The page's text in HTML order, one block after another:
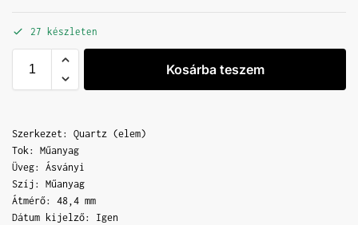
27 készleten
Kosárba teszem
Szerkezet: Quartz (elem)
Tok: Műanyag
Üveg: Ásványi
Szíj: Műanyag
Átmérő: 48,4 mm
Dátum kijelző: Igen